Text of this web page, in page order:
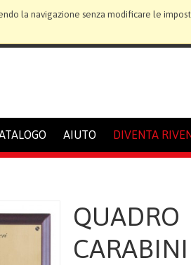
la navigazione senza modificare le
AIUTO DIVENTA
QUADRO